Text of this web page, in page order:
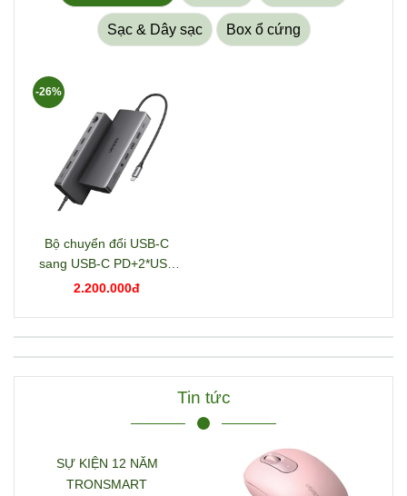
Sạc & Dây sạc Box ổ cứng
Bộ chuyển đổi USB-C
sang USB-C PD+2*USB
3.2+USB-C 3.2+2*USB
2.200.000đ
-26%
Tin tức
SỰ KIỆN 12 NĂM
TRONSMART